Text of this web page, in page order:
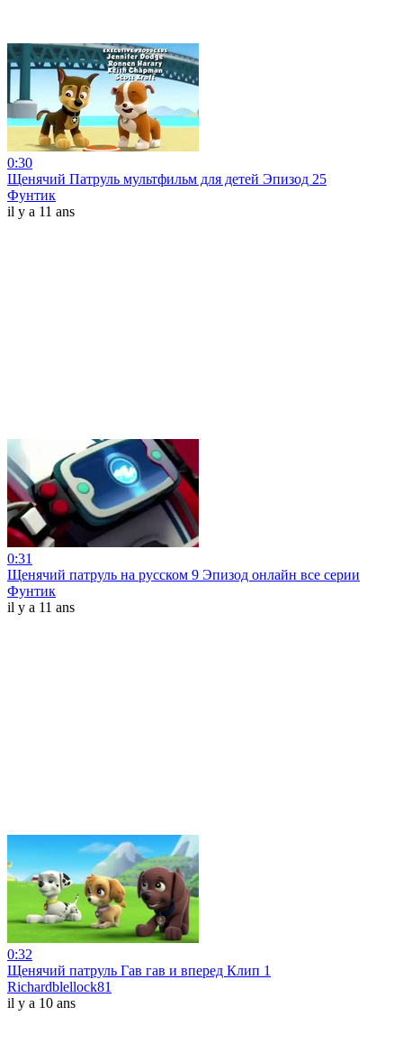
0:30
Щенячий Патруль мультфильм для детей Эпизод 25
Фунтик
il y a 11 ans
0:31
Щенячий патруль на русском 9 Эпизод онлайн все серии
Фунтик
il y a 11 ans
0:32
Щенячий патруль Гав гав и вперед Клип 1
Richardblellock81
il y a 10 ans